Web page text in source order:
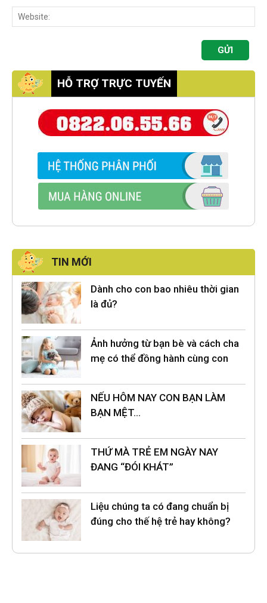
HỖ TRỢ TRỰC TUYẾN
TIN MỚI
Dành cho con bao nhiêu thời gian
là đủ?
Ảnh hưởng từ bạn bè và cách cha
mẹ có thể đồng hành cùng con
NẾU HÔM NAY CON BẠN LÀM
BẠN MỆT…
THỨ MÀ TRẺ EM NGÀY NAY
ĐANG “ĐÓI KHÁT”
Liệu chúng ta có đang chuẩn bị
đúng cho thế hệ trẻ hay không?